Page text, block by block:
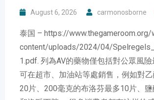
August 6, 2026 carmonosborne
泰国 – https://www.thegameroom.org/
content/uploads/2024/04/
1.pdf. 列為AV的藥物僅包括對公眾風險
可在超市、加油站等處銷售，例如對
20片、200毫克的布洛芬最多10片、鹽